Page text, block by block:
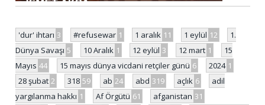
'dur' ihtarı 3 #refusewar 1 1 aralık 11 1 eylül 12
1.
Dünya Savaşı 5 10 Aralık 1 12 eylül 3 12 mart 1
15
Mayıs 44 15 mayıs dünya vicdani retçiler günü 6 2024 1
28 şubat 2 318 59 ab 24 abd 319 açlık 6
adil
yargılanma hakkı 1 Af Örgütü 61 afganistan 31